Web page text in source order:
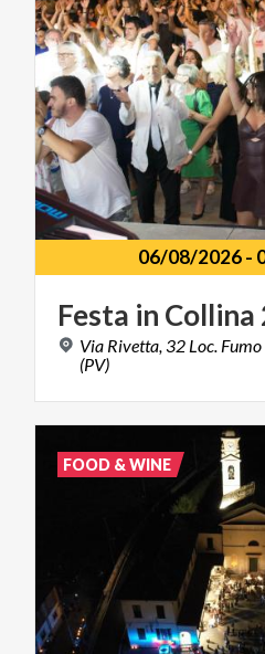
06/08/2026-
Festa in Collina
Via Rivetta, 32 Loc.
(PV)
FOOD & WINE